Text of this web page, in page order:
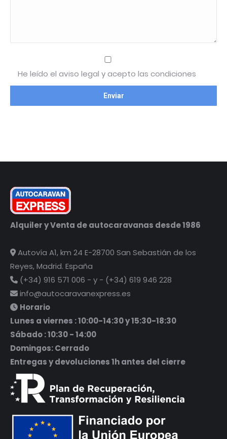
He leído el aviso legal y acepto las condiciones
Alquiler y Venta de autocaravanas desde 1986
Autovía A1, km 24 E-28700 San Sebastián de los
Reyes, Madrid. España
(+34) 916 571 006 - y - (+34) 619 946 228
info@autocaravanexpress.es
Horario
Lunes a viernes : 10:00-14:30 y 15:30-18:30
Sábado : 10:30 - 14:00
Domingos: Cerrado
Entregas y devoluciones 1h antes del cierre